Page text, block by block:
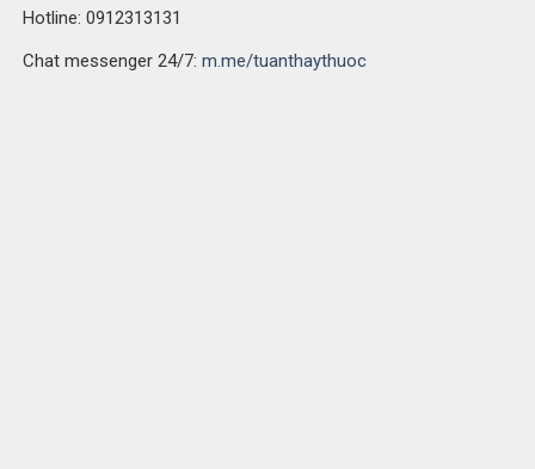
Hotline: 0912313131
Chat messenger 24/7: m.me/tuanthaythuoc